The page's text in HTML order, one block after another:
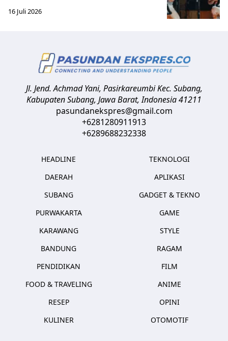
16 Juli 2026
Jl. Jend. Achmad Yani, Pasirkareumbi Kec. Subang,
Kabupaten Subang, Jawa Barat,Indonesia41211
pasundanekspres@gmail.com
+6281280911913
+6289688232338
HEADLINE
DAERAH
SUBANG
PURWAKARTA
KARAWANG
BANDUNG
PENDIDIKAN
FOOD & TRAVELING
RESEP
KULINER
TEKNOLOGI
APLIKASI
GADGET & TEKNO
GAME
STYLE
RAGAM
FILM
ANIME
OPINI
OTOMOTIF